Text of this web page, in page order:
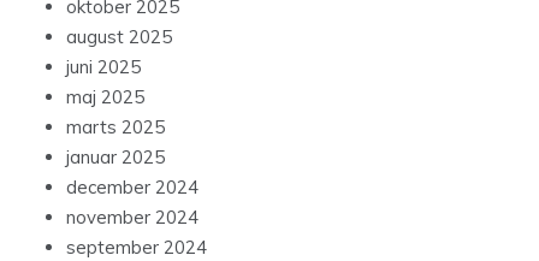
oktober 2025
august 2025
juni 2025
maj 2025
marts 2025
januar 2025
december 2024
november 2024
september 2024